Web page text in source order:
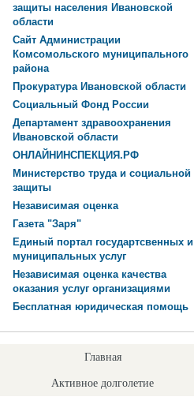
защиты населения Ивановской
области
Сайт Администрации
Комсомольского муниципального
района
Прокуратура Ивановской области
Социальный Фонд России
Департамент здравоохранения
Ивановской области
ОНЛАЙНИНСПЕКЦИЯ.РФ
Министерство труда и социальной
защиты
Независимая оценка
Газета "Заря"
Единый портал государтсвенных и
муниципальных услуг
Независимая оценка качества
оказания услуг организациями
Бесплатная юридическая помощь
Главная
Активное долголетие